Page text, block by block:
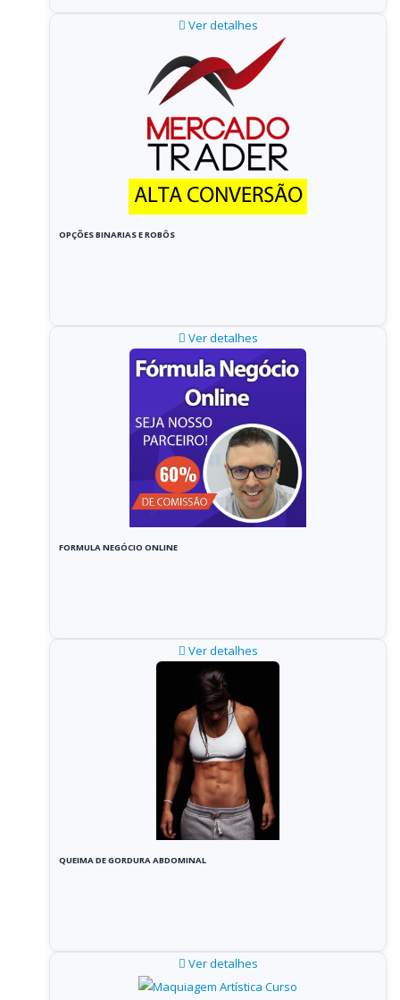
Ver detalhes
OPÇÕES BINARIAS E ROBÔS
Ver detalhes
FORMULA NEGÓCIO ONLINE
Ver detalhes
QUEIMA DE GORDURA ABDOMINAL
Ver detalhes